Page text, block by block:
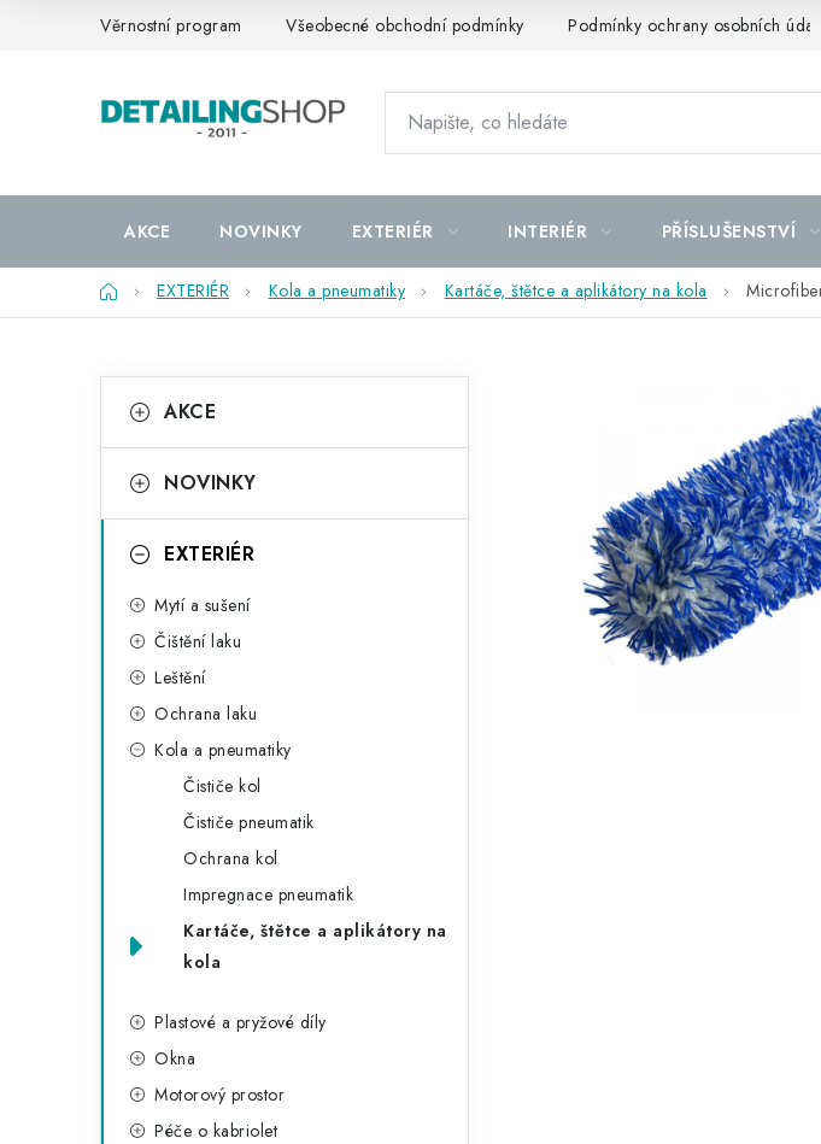
Věrnostní program Všeobecné obchodní podmínky Podmínky ochrany osobních údajů
AKCE NOVINKY EXTERIÉR INTERIÉR PŘÍSLUŠENSTVÍ
DomůEXTERIÉR Kola a pneumatiky Kartáče, štětce a aplikátory na kola
o
t
kategorie
a
e
AKCE
NOVINKY
EXTERIÉR
Mytí a sušení
Čištění laku
Leštění
Ochrana laku
Kola a pneumatiky
Čističe kol
Čističe pneumatik
Ochrana kol
Impregnace pneumatik
Kartáče, štětce a aplikátory na
kola
Plastové a pryžové díly
Okna
Motorový prostor
Péče o kabriolet